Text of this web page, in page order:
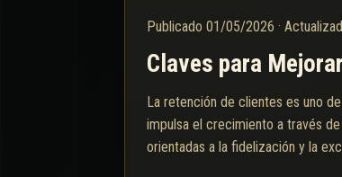
Publicado 01/05/2026 ·
Claves para
La retención de clientes es uno
impulsa el crecimiento a través
orientadas a la fidelización y la